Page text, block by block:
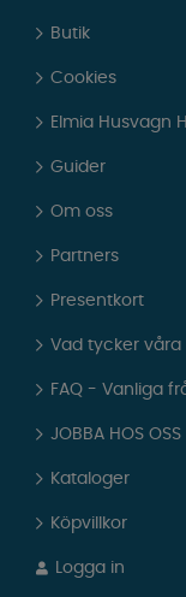
Butik
Cookies
Elmia Husvagn
Guider
Om oss
Partners
Presentkort
Vad tycker våra
FAQ - Vanliga
JOBBA HOS OSS
Kataloger
Köpvillkor
Logga in